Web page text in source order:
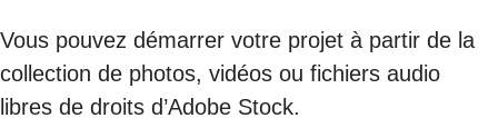
Vous pouvez démarrer votre projet à partir de la
collection de photos, vidéos ou fichiers audio
libres de droits d’Adobe Stock.